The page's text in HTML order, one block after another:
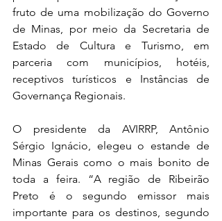
fruto de uma mobilização do Governo
de Minas, por meio da Secretaria de
Estado de Cultura e Turismo, em
parceria com municípios, hotéis,
receptivos turísticos e Instâncias de
Governança Regionais.
O presidente da AVIRRP, Antônio
Sérgio Ignácio, elegeu o estande de
Minas Gerais como o mais bonito de
toda a feira. “A região de Ribeirão
Preto é o segundo emissor mais
importante para os destinos, segundo